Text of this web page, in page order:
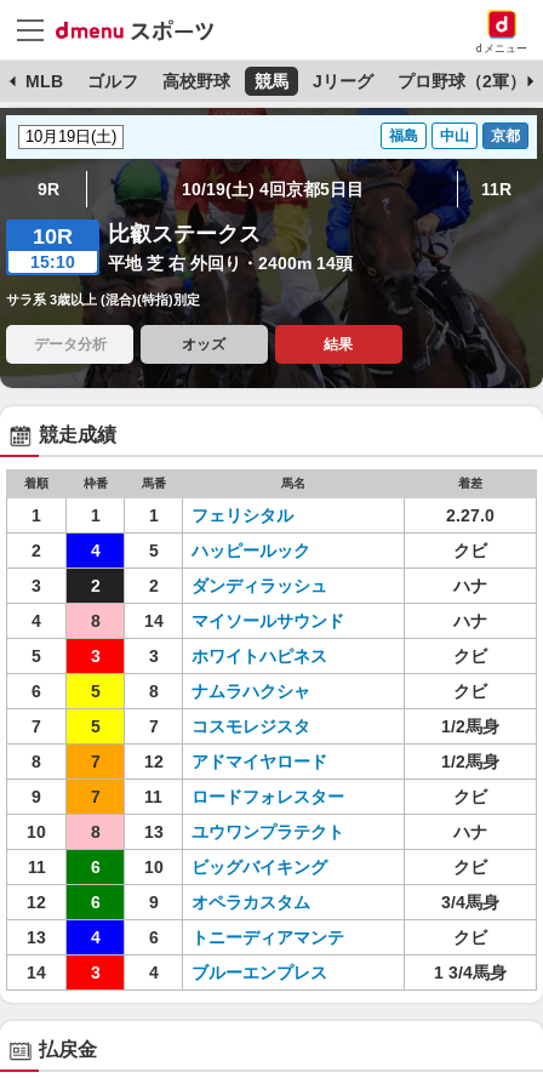
dメニュー
MLB ゴルフ 高校野球 競馬 Jリーグ プロ野球（2軍）
福島 中山 京都
9R 10/19(土) 4回京都5日目 11R
10R
15:10
比叡ステークス
平地 芝 右 外回り・2400m 14頭
サラ系 3歳以上 (混合)(特指)別定
データ分析 オッズ 結果
競走成績
着順 枠番 馬番 馬名 着差
1 1 1 フェリシタル
2.27.0
2
4 5 ハッピールック
クビ
3
2 2 ダンディラッシュ
ハナ
4
8 14 マイソールサウンド
ハナ
5
3 3 ホワイトハピネス
クビ
6
5 8 ナムラハクシャ
クビ
7
5 7 コスモレジスタ
1/2馬身
8
7 12 アドマイヤロード
1/2馬身
9
7 11 ロードフォレスター
クビ
10
8 13 ユウワンプラテクト
ハナ
11
6 10 ビッグバイキング
クビ
12
6 9 オペラカスタム
3/4馬身
13
4 6 トニーディアマンテ
クビ
14
3 4 ブルーエンプレス 1 3/4馬身
払戻金